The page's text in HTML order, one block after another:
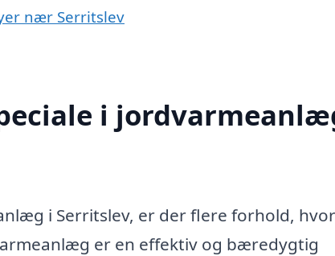
nær Serritslev
i
i Serritslev, er der flere forhold, hvor
er en effektiv og bæredygtig